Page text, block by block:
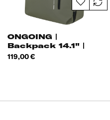
ONGOING |
Backpack 14.1" |
Hind
119,00 €